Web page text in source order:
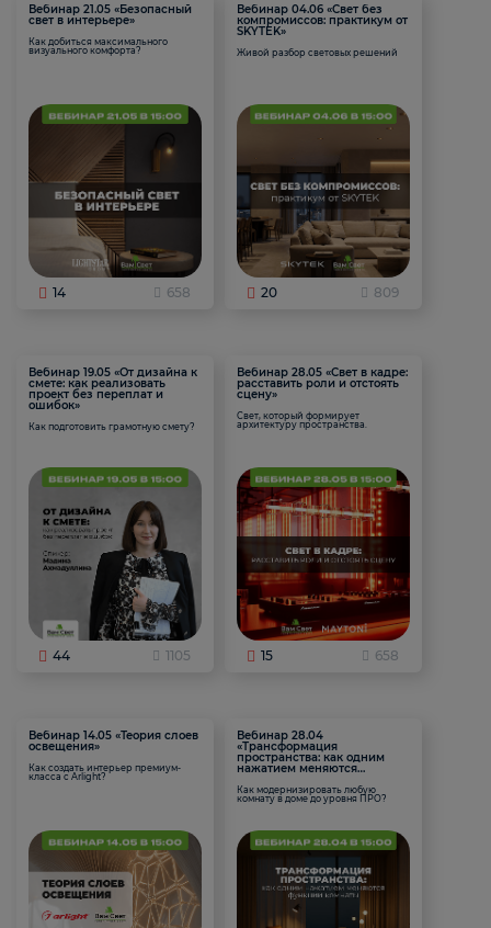
Вебинар 21.05 «Безопасный
свет в интерьере»
Как добиться максимального
визуального комфорта?
14 658
Вебинар 04.06 «Свет без
компромиссов: практикум от
SKYTEK»
Живой разбор световых решений
20 809
Вебинар 19.05 «От дизайна к
смете: как реализовать
проект без переплат и
ошибок»
Как подготовить грамотную смету?
44 1105
Вебинар 28.05 «Свет в кадре:
расставить роли и отстоять
сцену»
Свет, который формирует
архитектуру пространства.
15 658
Вебинар 14.05 «Теория слоев
освещения»
Как создать интерьер премиум-
класса с Arlight?
Вебинар 28.04
«Трансформация
пространства: как одним
нажатием меняются
Как модернизировать любую
комнату в доме до уровня ПРО?